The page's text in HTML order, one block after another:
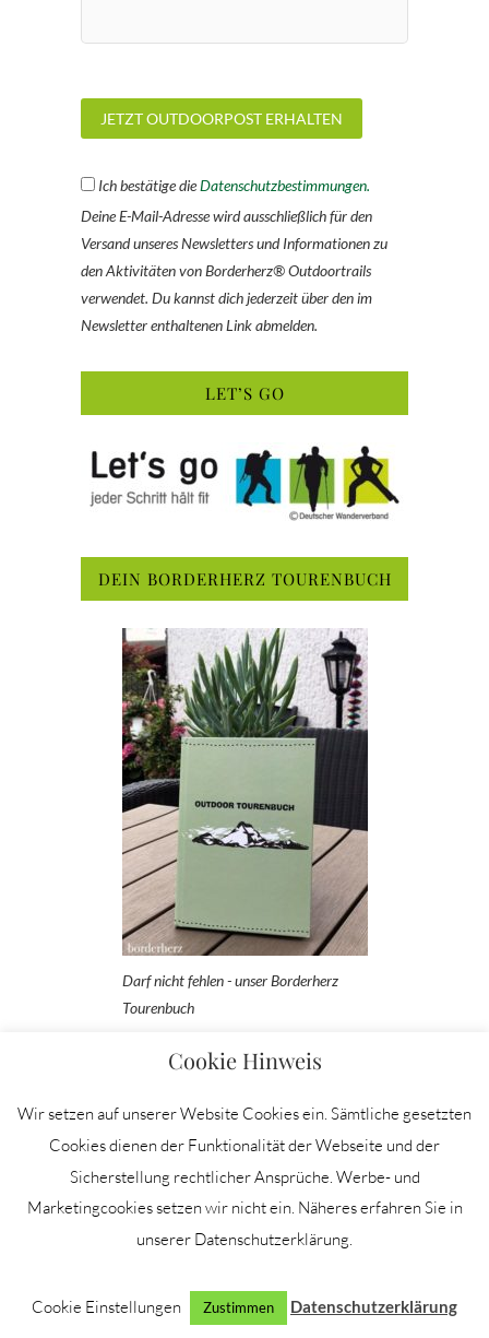
Ich bestätige dieDatenschutzbestimmungen.
Deine E-Mail-Adresse wird ausschließlich für den
Versand unseres Newsletters und Informationen zu
den Aktivitäten von Borderherz® Outdoortrails
verwendet. Du kannst dich jederzeit über den im
Newsletter enthaltenen Link abmelden.
LET’S GO
DEIN BORDERHERZ TOURENBUCH
Darf nicht fehlen - unser Borderherz
Tourenbuch
12,90 Euro bei Amazon * - zum Eintragen deiner
Borderherz Verlag.
SUPPORT ME
Dir gefällt mein Blog und du fragst dich, wie du
eine virtuelle Tasse Kaffee, ein virtuelles
Cookie Hinweis
Wir setzen auf unserer Website Cookies ein. Sämtliche gesetzten
Cookies dienen der Funktionalität der Webseite und der
Sicherstellung rechtlicher Ansprüche. Werbe- und
Marketingcookies setzen wir nicht ein. Näheres erfahren Sie in
unserer Datenschutzerklärung.
Cookie Einstellungen Zustimmen Datenschutzerklärung